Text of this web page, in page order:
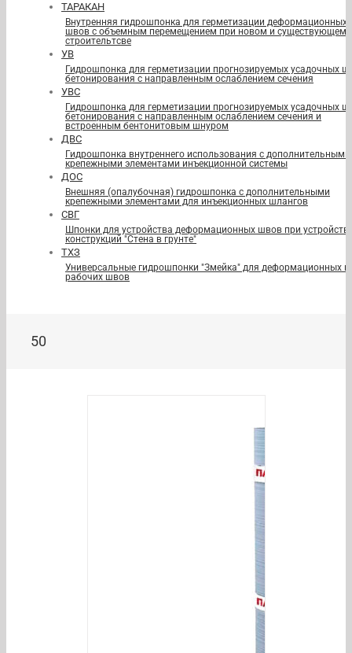
ТАРАКАН
Внутренняя гидрошпонка для герметизации деформационных
швов с объемным перемещением при новом и существующем
строительтсве
УВ
Гидрошпонка для герметизации прогнозируемых усадочных
бетонирования с направленным ослаблением сечения
УВС
Гидрошпонка для герметизации прогнозируемых усадочных
бетонирования с направленным ослаблением сечения и
встроенным бентонитовым шнуром
ДВС
Гидрошпонка внутреннего использования с дополнительными
крепежными элементами инъекционной системы
ДОС
Внешняя (опалубочная) гидрошпонка с дополнительными
крепежными элементами для инъекционных шлангов
СВГ
Шпонки для устройства деформационных швов при
конструкций "Стена в грунте"
ТХЗ
Универсальные гидрошпонки "Змейка" для деформационных и
рабочих швов
50